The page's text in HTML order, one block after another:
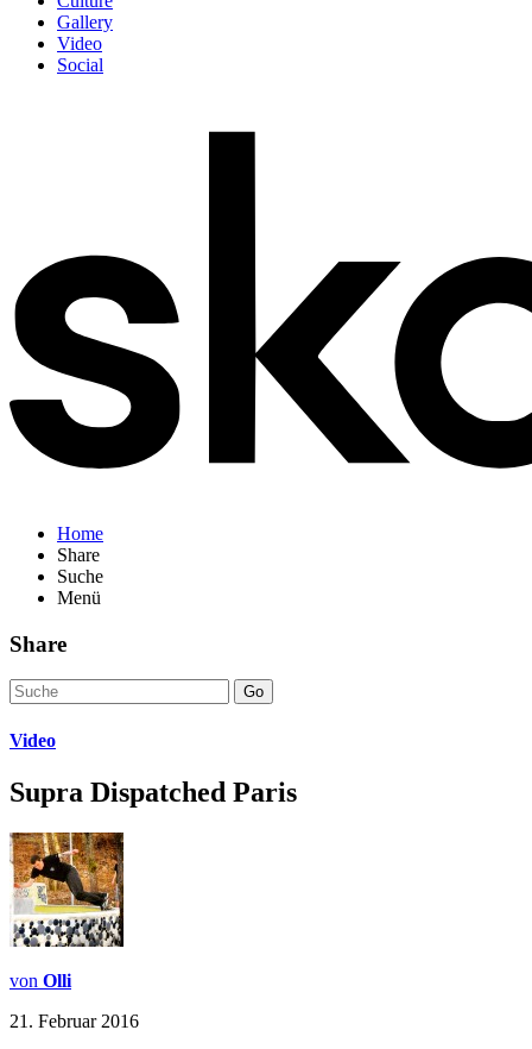
Gallery
Video
Social
Home
Share
Suche
Menü
Share
Go
Video
Supra Dispatched Paris
von Olli
21. Februar 2016